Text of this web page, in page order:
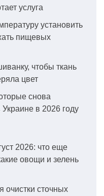
услуга
установить
пищевых
чтобы ткань
цвет
снова
в 2026 году
2026: что еще
овощи и зелень
сточных